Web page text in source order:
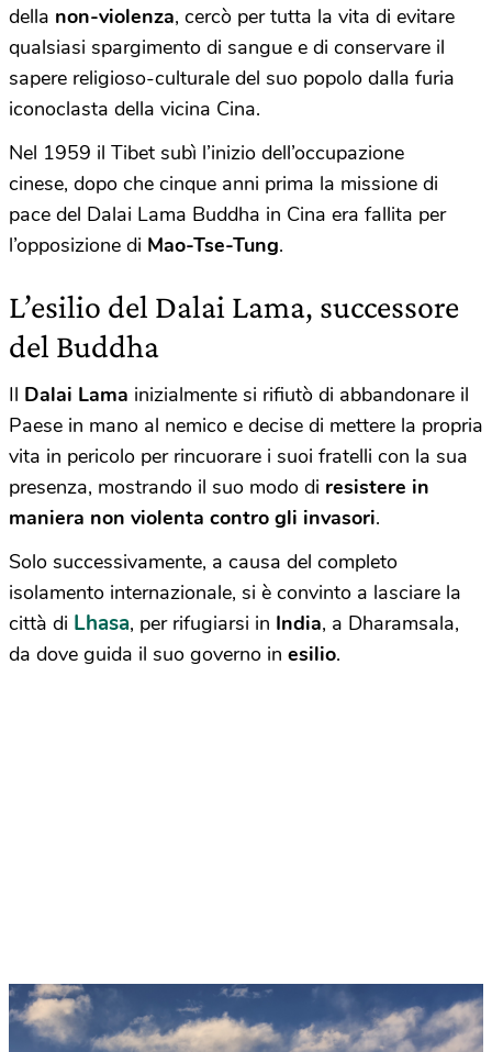
della non-violenza, cercò per tutta la vita di evitare
qualsiasi spargimento di sangue e di conservare il
sapere religioso-culturale del suo popolo dalla furia
iconoclasta della vicina Cina.
Nel 1959 il Tibet subì l’inizio dell’occupazione
cinese, dopo che cinque anni prima la missione di
pace del Dalai Lama Buddha in Cina era fallita per
l’opposizione di Mao-Tse-Tung.
L’esilio del Dalai Lama, successore
del Buddha
Il Dalai Lama inizialmente si rifiutò di abbandonare il
Paese in mano al nemico e decise di mettere la propria
vita in pericolo per rincuorare i suoi fratelli con la sua
presenza, mostrando il suo modo di resistere in
maniera non violenta contro gli invasori.
Solo successivamente, a causa del completo
isolamento internazionale, si è convinto a lasciare la
città di Lhasa, per rifugiarsi in India, a Dharamsala,
da dove guida il suo governo in esilio.